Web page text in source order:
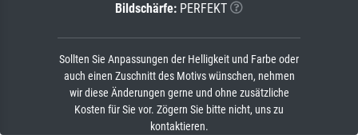
Bildschärfe: PERFEKT
Sollten Sie Anpassungen der Helligkeit und Farbe oder
auch einen Zuschnitt des Motivs wünschen, nehmen
wir diese Änderungen gerne und ohne zusätzliche
Kosten für Sie vor. Zögern Sie bitte nicht, uns zu
kontaktieren.